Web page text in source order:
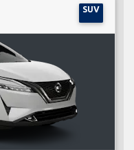
SUV